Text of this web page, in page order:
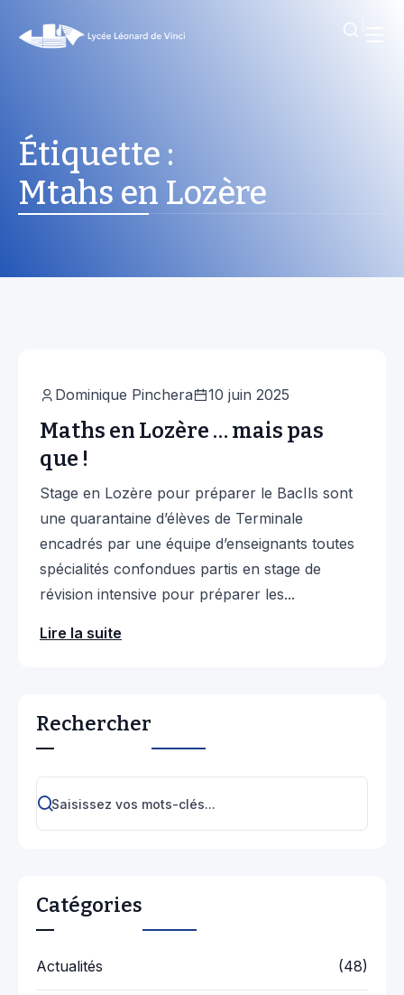
Étiquette :
Mtahs en Lozère
Dominique Pinchera 10 juin 2025
Maths en Lozère … mais pas
que !
Stage en Lozère pour préparer le BacIls sont
une quarantaine d’élèves de Terminale
encadrés par une équipe d’enseignants toutes
spécialités confondues partis en stage de
révision intensive pour préparer les...
Lire la suite
Rechercher
Catégories
Actualités (48)